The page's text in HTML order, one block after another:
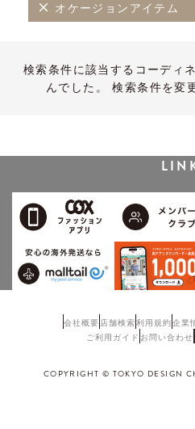
オケージョンアイテム
検索条件に該当するコーディ
んでした。 検索条件を変
会社概要 店舗検索利用規約企業
ご利用ガイド お問い合わせ
COPYRIGHT © TOKYO DESIGN